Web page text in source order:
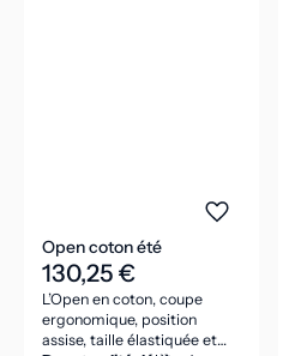
Open coton été
130,25 €
L’Open en coton, coupe
ergonomique, position
assise, taille élastiquée et